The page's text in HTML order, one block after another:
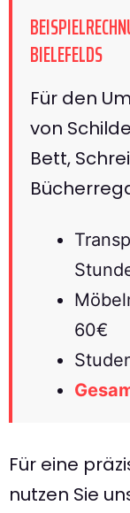
BIELEFELDS
Für den
von
Bett,
60€
Für eine
nutzen Sie